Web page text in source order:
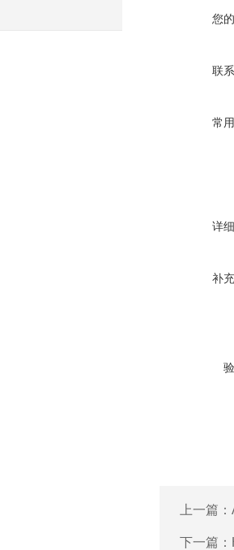
您
联
常
详
补
上一篇：
下一篇：